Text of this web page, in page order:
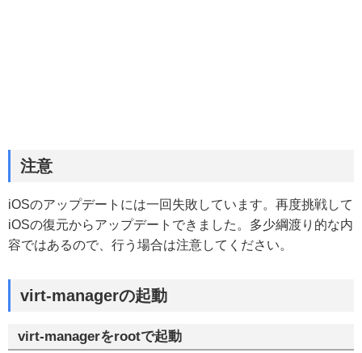
注意
iOSのアップデートには一回失敗しています。再度挑戦して
iOSの復元からアップデートできました。多少綱渡り的な内
容ではあるので、行う場合は注意してください。
virt-managerの起動
virt-managerをrootで起動